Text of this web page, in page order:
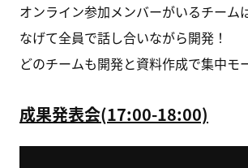
オンライン参加メンバーがいるチーム
なげて全員で話し合いながら開発！
どのチームも開発と資料作成で集中モ
成果発表会(17:00-18:00)